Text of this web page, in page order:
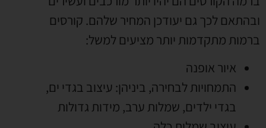
ובהתאם לכך גם יעודכן המחיר שלהם. קורסים
ברמות מתקדמות יותר מציעים למשל:
איור אופנה
התמחויות לבחירה, ביניהן: עיצוב בגדי ים,
בגדי ילדים, שמלות ערב, מידות גדולות